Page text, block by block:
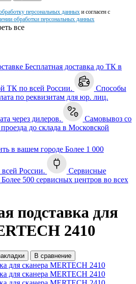
персональных данных и согласен с
обработки персональных данных
все
Бесплатная доставка до ТК в
ТК по всей России.
Способы
по реквизитам для юр. лиц.
через дилеров.
Самовывоз со
до склада в Московской
в вашем городе Более 1 000
России.
Сервисные
Более 500 сервисных центров во всех
подставка для
2410
В сравнение